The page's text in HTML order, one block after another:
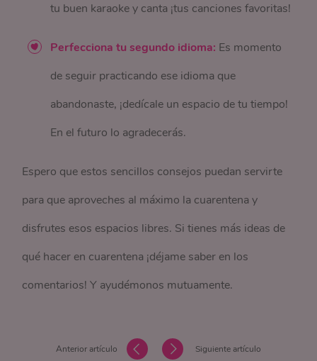
tu buen karaoke y canta ¡tus canciones favoritas!
Perfecciona tu segundo idioma: Es momento
de seguir practicando ese idioma que
abandonaste, ¡dedícale un espacio de tu tiempo!
En el futuro lo agradecerás.
Espero que estos sencillos consejos puedan servirte
para que aproveches al máximo la cuarentena y
disfrutes esos espacios libres. Si tienes más ideas de
qué hacer en cuarentena ¡déjame saber en los
comentarios! Y ayudémonos mutuamente.
Anterior artículo Siguiente artículo